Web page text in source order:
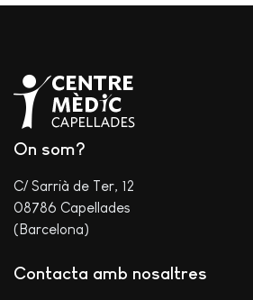
On som?
C/ Sarrià de Ter, 12
08786 Capellades
(Barcelona)
Contacta amb nosaltres